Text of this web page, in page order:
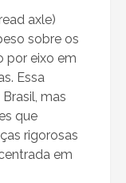
axle)
sobre os
por eixo em
Essa
mas
que
rigorosas
em